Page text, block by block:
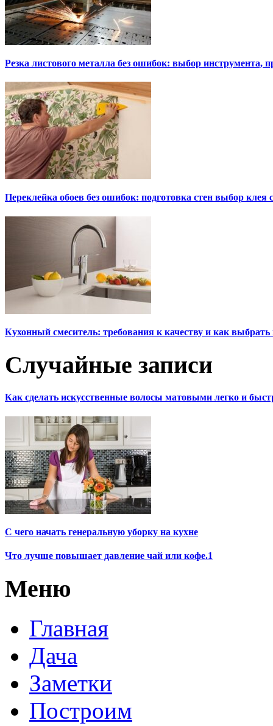
Резка листового металла без ошибок: выбор инструмента,
Переклейка обоев без ошибок: подготовка стен выбор клея
Кухонный смеситель: требования к качеству и как
Случайные записи
Как сделать искусственные волосы матовыми легко и
С чего начать генеральную уборку на кухне
Что лучше повышает давление чай или кофе.1
Меню
Главная
Дача
Заметки
Построим